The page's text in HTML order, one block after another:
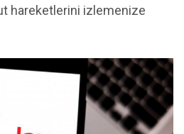
hareketlerini izlemenize